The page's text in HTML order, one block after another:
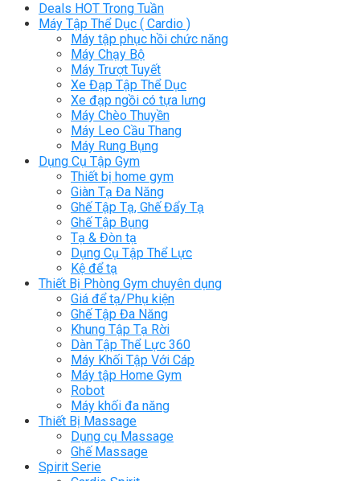
Deals HOT Trong Tuần
Máy Tập Thể Dục ( Cardio )
Máy tập phục hồi chức năng
Máy Chạy Bộ
Máy Trượt Tuyết
Xe Đạp Tập Thể Dục
Xe đạp ngồi có tựa lưng
Máy Chèo Thuyền
Máy Leo Cầu Thang
Máy Rung Bụng
Dụng Cụ Tập Gym
Thiết bị home gym
Giàn Tạ Đa Năng
Ghế Tập Tạ, Ghế Đẩy Tạ
Ghế Tập Bụng
Tạ & Đòn tạ
Dụng Cụ Tập Thể Lực
Kệ để tạ
Thiết Bị Phòng Gym chuyên dụng
Giá để tạ/Phụ kiện
Ghế Tập Đa Năng
Khung Tập Tạ Rời
Dàn Tập Thể Lực 360
Máy Khối Tập Với Cáp
Máy tập Home Gym
Robot
Máy khối đa năng
Thiết Bị Massage
Dụng cụ Massage
Ghế Massage
Spirit Serie